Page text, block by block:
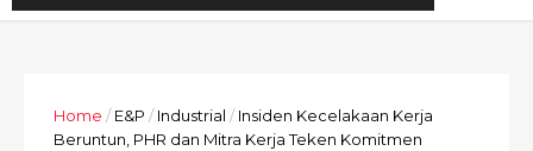
Home / E&P / Industrial / Insiden Kecelakaan Kerja
Beruntun, PHR dan Mitra Kerja Teken Komitmen